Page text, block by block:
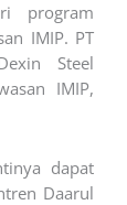
program
IMIP. PT
Steel
IMIP,
dapat
Daarul